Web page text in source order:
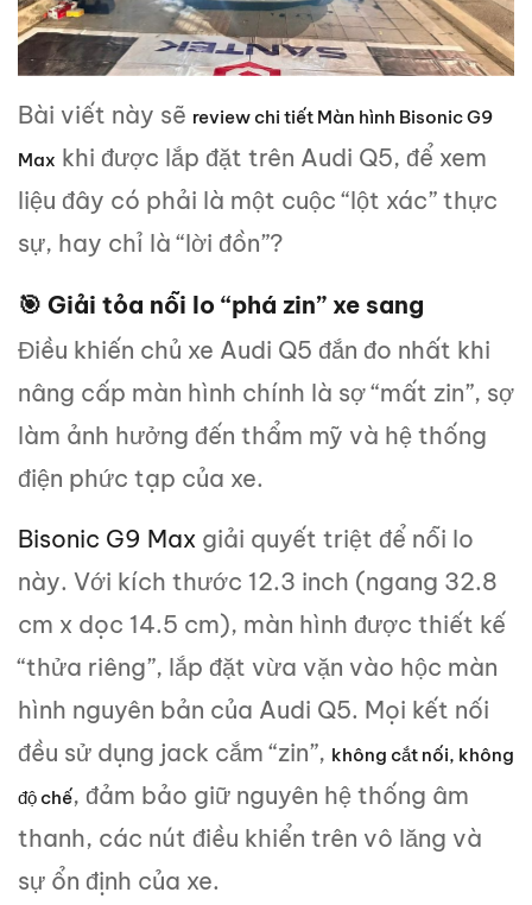
Bài viết này sẽ review chi tiết Màn hình Bisonic G9
Max khi được lắp đặt trên Audi Q5, để xem
liệu đây có phải là một cuộc “lột xác” thực
sự, hay chỉ là “lời đồn”?
🎯 Giải tỏa nỗi lo “phá zin” xe sang
Điều khiến chủ xe Audi Q5 đắn đo nhất khi
nâng cấp màn hình chính là sợ “mất zin”, sợ
làm ảnh hưởng đến thẩm mỹ và hệ thống
điện phức tạp của xe.
Bisonic G9 Max giải quyết triệt để nỗi lo
này. Với kích thước 12.3 inch (ngang 32.8
cm x dọc 14.5 cm), màn hình được thiết kế
“thửa riêng”, lắp đặt vừa vặn vào hộc màn
hình nguyên bản của Audi Q5. Mọi kết nối
đều sử dụng jack cắm “zin”, không cắt nối, không
độ chế, đảm bảo giữ nguyên hệ thống âm
thanh, các nút điều khiển trên vô lăng và
sự ổn định của xe.